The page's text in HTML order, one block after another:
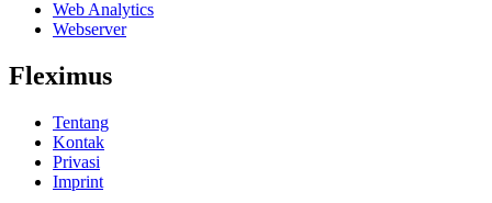
Web Analytics
Webserver
Fleximus
Tentang
Kontak
Privasi
Imprint